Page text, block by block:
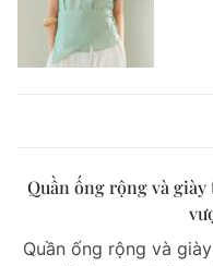
Quần ống rộng và
Quần ống rộng và